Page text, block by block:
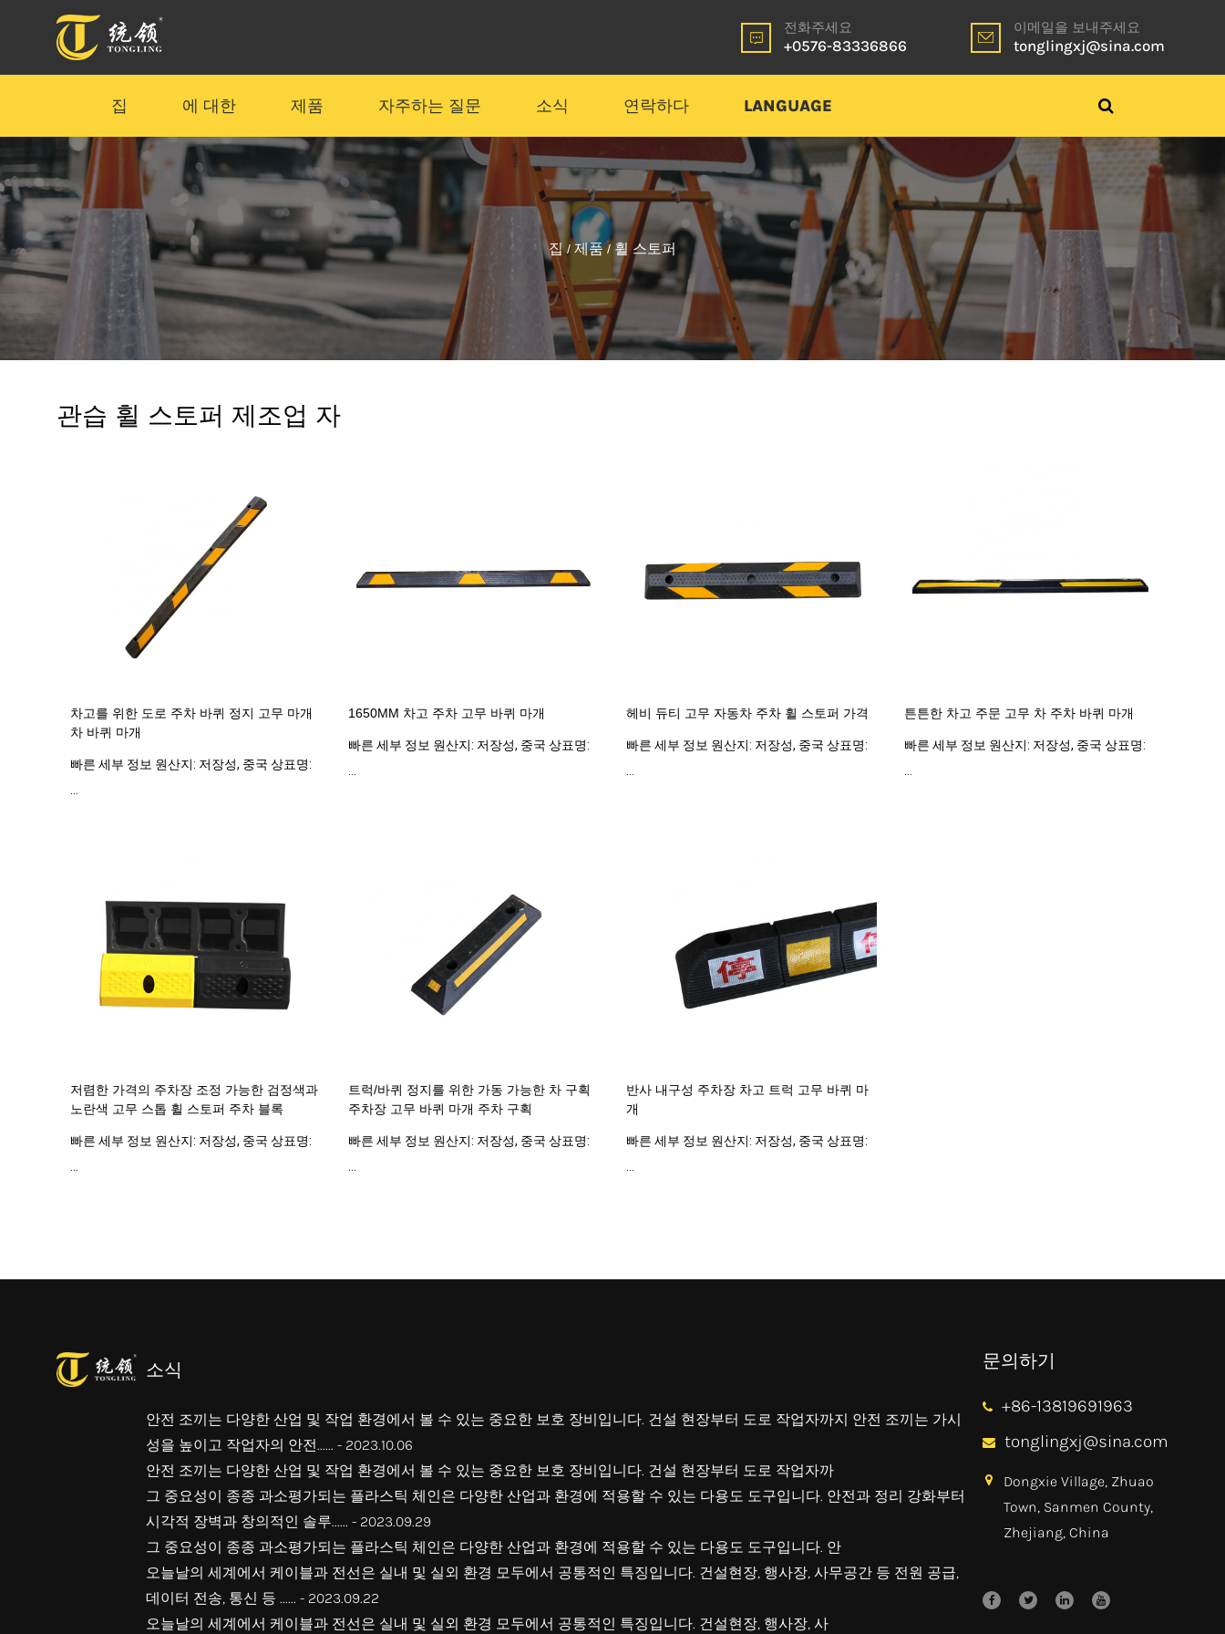
전화주세요
+0576-83336866
이메일을 보내주세요
tonglingxj@sina.com
집 에 대한 제품 자주하는 질문 소식 연락하다 LANGUAGE
집/ 제품/ 휠 스토퍼
관습 휠 스토퍼 제조업 자
차고를 위한 도로 주차 바퀴 정지 고무 마개
차 바퀴 마개
빠른 세부 정보 원산지: 저장성, 중국 상표명:
1650MM 차고 주차 고무 바퀴 마개
빠른 세부 정보 원산지: 저장성, 중국 상표명:
헤비 듀티 고무 자동차 주차 휠 스토퍼 가격
빠른 세부 정보 원산지: 저장성, 중국 상표명:
튼튼한 차고 주문 고무 차 주차 바퀴 마개
빠른 세부 정보 원산지: 저장성, 중국 상표명:
저렴한 가격의 주차장 조정 가능한 검정색과
노란색 고무 스톱 휠 스토퍼 주차 블록
빠른 세부 정보 원산지: 저장성, 중국 상표명:
트럭/바퀴 정지를 위한 가동 가능한 차 구획
주차장 고무 바퀴 마개 주차 구획
빠른 세부 정보 원산지: 저장성, 중국 상표명:
반사 내구성 주차장 차고 트럭 고무 바퀴 마
개
빠른 세부 정보 원산지: 저장성, 중국 상표명:
소식
안전 조끼는 다양한 산업 및 작업 환경에서 볼 수 있는 중요한 보호 장비입니다. 건설 현장부터 도로 작업자까지 안전 조끼는 가시
성을 높이고 작업자의 안전...... - 2023.10.06
안전 조끼는 다양한 산업 및 작업 환경에서 볼 수 있는 중요한 보호 장비입니다. 건설 현장부터 도로 작업자까
그 중요성이 종종 과소평가되는 플라스틱 체인은 다양한 산업과 환경에 적용할 수 있는 다용도 도구입니다. 안전과 정리 강화부터
시각적 장벽과 창의적인 솔루...... - 2023.09.29
그 중요성이 종종 과소평가되는 플라스틱 체인은 다양한 산업과 환경에 적용할 수 있는 다용도 도구입니다. 안
오늘날의 세계에서 케이블과 전선은 실내 및 실외 환경 모두에서 공통적인 특징입니다. 건설현장, 행사장, 사무공간 등 전원 공급,
데이터 전송, 통신 등 ...... - 2023.09.22
오늘날의 세계에서 케이블과 전선은 실내 및 실외 환경 모두에서 공통적인 특징입니다. 건설현장, 행사장, 사
문의하기
+86-13819691963
tonglingxj@sina.com
Dongxie Village, Zhuao
Town, Sanmen County,
Zhejiang, China